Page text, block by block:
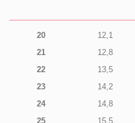
20
12,1
21
12,8
22
13,5
23
14,2
24
14,8
25
15,5